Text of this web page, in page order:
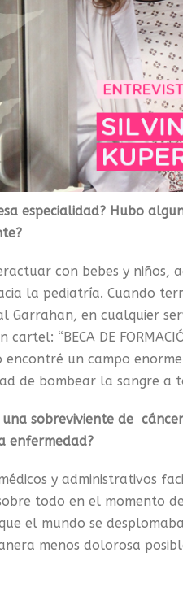
especialidad? Hubo
con bebes y niños,
la pediatría. Cuando
Garrahan, en cualquier
“BECA DE
encontré un campo
de bombear la sangre a
una sobreviviente de
enfermedad?
y administrativos
todo en el momento
el mundo se
menos dolorosa